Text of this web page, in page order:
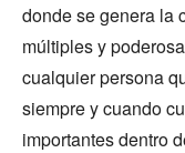
donde se genera la
múltiples y
cualquier persona
siempre y cuando
importantes dentro